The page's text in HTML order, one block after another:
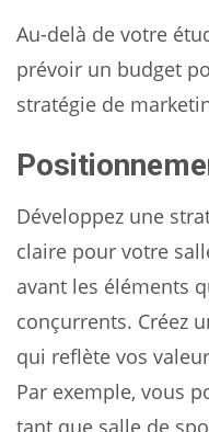
Au-delà de votre
prévoir un budget
stratégie de
Développez une
claire pour votre
avant les éléments
conçurrents. Créez
qui reflète vos
Par exemple, vous
tant que salle de